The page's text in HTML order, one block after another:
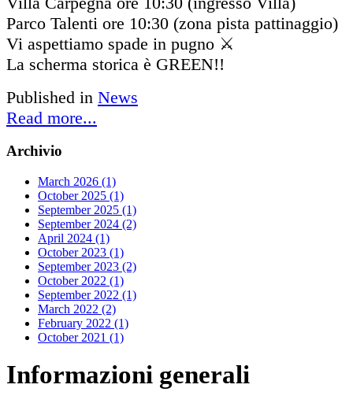
Parco Talenti ore 10:30 (zona pista pattinaggio)
Vi aspettiamo spade in pugno ⚔️
La scherma storica è GREEN!!
Published in News
Read more...
Archivio
March 2026 (1)
October 2025 (1)
September 2025 (1)
September 2024 (2)
April 2024 (1)
October 2023 (1)
September 2023 (2)
October 2022 (1)
September 2022 (1)
March 2022 (2)
February 2022 (1)
October 2021 (1)
Informazioni generali